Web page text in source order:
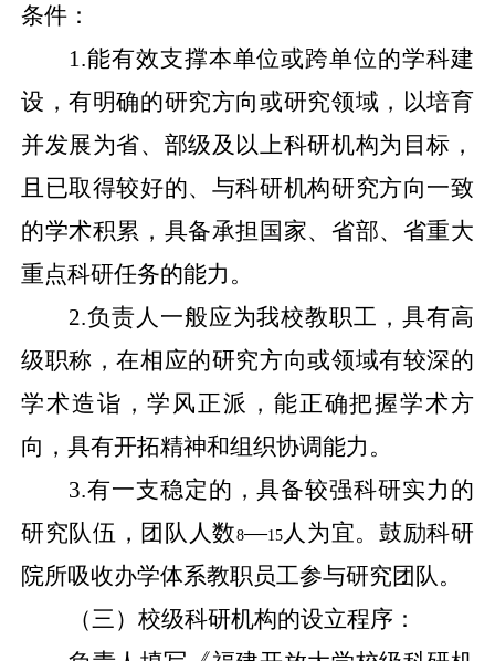
条件：
1.能有效支撑本单位或跨单位的学科建
设，有明确的研究方向或研究领域，以培育
并发展为省、部级及以上科研机构为目标，
且已取得较好的、与科研机构研究方向一致
的学术积累，具备承担国家、省部、省重大
重点科研任务的能力。
2.负责人一般应为我校教职工，具有高
级职称，在相应的研究方向或领域有较深的
学术造诣，学风正派，能正确把握学术方
向，具有开拓精神和组织协调能力。
3.有一支稳定的，具备较强科研实力的
研究队伍，团队人数8—15人为宜。鼓励科研
院所吸收办学体系教职员工参与研究团队。
（三）校级科研机构的设立程序：